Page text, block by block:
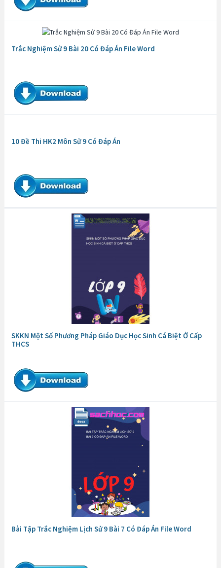
Trắc Nghiệm Sử 9 Bài 20 Có Đáp Án File Word
10 Đề Thi HK2 Môn Sử 9 Có Đáp Án
SKKN Một Số Phương Pháp Giáo Dục Học Sinh Cá Biệt Ở Cấp